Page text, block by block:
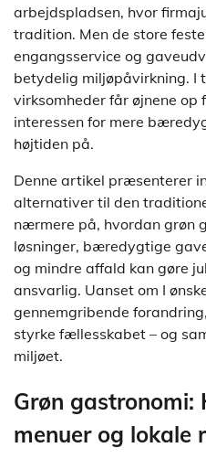
arbejdspladsen, hvor
tradition. Men de store
engangsservice og
betydelig miljøpåvirkning. I
virksomheder får øjnene
interessen for mere
højtiden på.
Denne artikel præsenterer
alternativer til den
nærmere på, hvordan grøn
løsninger, bæredygtige
og mindre affald kan gøre
ansvarlig. Uanset om I
gennemgribende
styrke fællesskabet – og
miljøet.
Grøn gastronomi:
menuer og lokale